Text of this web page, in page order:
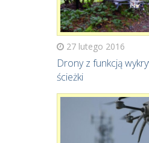
27 lutego 2016
Drony z funkcją
ścieżki